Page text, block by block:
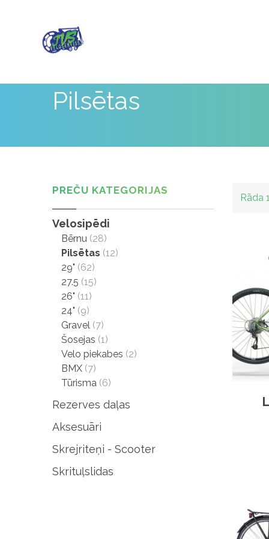
Pilsētas
PREČU KATEGORIJAS
Velosipēdi
Bērnu (28)
Pilsētas (12)
29" (62)
27.5 (15)
26" (11)
24" (9)
Gravel (7)
Šosejas (1)
Velo piekabes (2)
BMX (7)
Tūrisma (6)
Rezerves daļas
Aksesuāri
Skrejriteņi - Scooter
Skrituļslidas
Rāda